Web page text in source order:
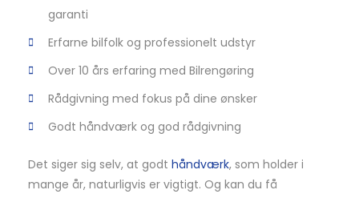
garanti
Erfarne bilfolk og professionelt udstyr
Over 10 års erfaring med Bilrengøring
Rådgivning med fokus på dine ønsker
Godt håndværk og god rådgivning
Det siger sig selv, at godt håndværk, som holder i
mange år, naturligvis er vigtigt. Og kan du få